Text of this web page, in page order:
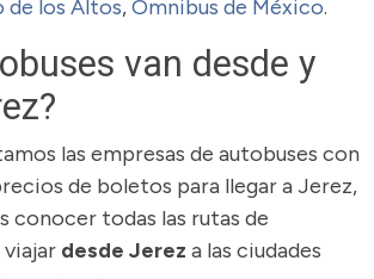
de los Altos,Omnibus de México.
van desde y
las empresas de autobuses con
de boletos para llegar a Jerez,
conocer todas las rutas de
viajar desde Jerez a las ciudades